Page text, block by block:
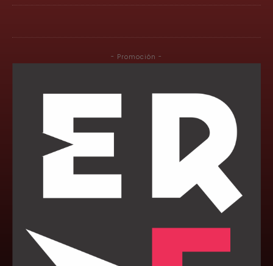
- Promoción -